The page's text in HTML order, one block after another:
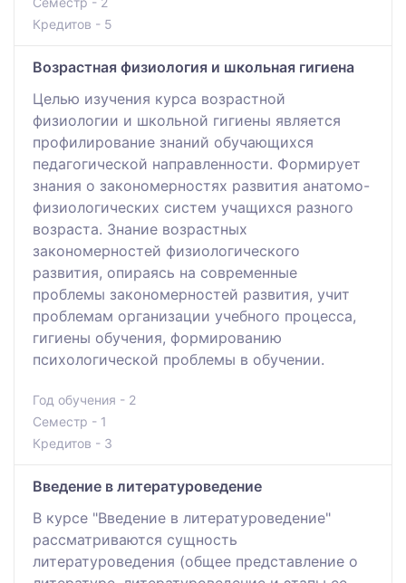
Кредитов - 5
Возрастная физиология и школьная гигиена
Целью изучения курса возрастной
физиологии и школьной гигиены является
профилирование знаний обучающихся
педагогической направленности. Формирует
знания о закономерностях развития анатомо-
физиологических систем учащихся разного
возраста. Знание возрастных
закономерностей физиологического
развития, опираясь на современные
проблемы закономерностей развития, учит
проблемам организации учебного процесса,
гигиены обучения, формированию
психологической проблемы в обучении.
Год обучения - 2
Семестр - 1
Кредитов - 3
Введение в литературоведение
В курсе "Введение в литературоведение"
рассматриваются сущность
литературоведения (общее представление о